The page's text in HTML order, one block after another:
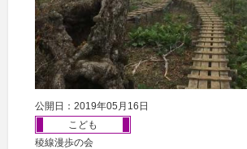
公開日：2019年05月16日
こども
稜線漫歩の会